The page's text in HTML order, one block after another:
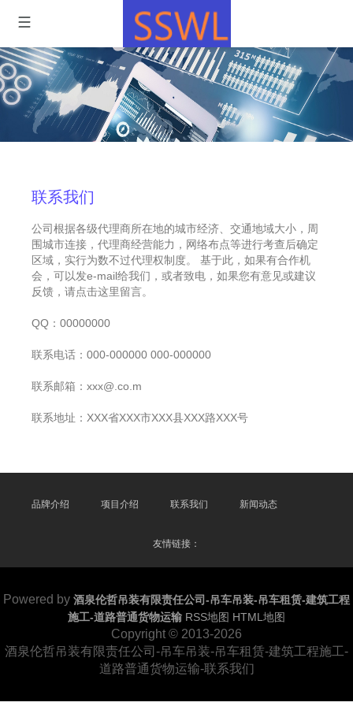
联系我们
公司根据各级代理商所在地的城市经济、交通地域大小，周
围城市连接，代理商经营能力，网络布点等进行考查后确定
区域，实行为数不过代理权制度。 基于此，如果有合作机
会，可以发e-mail给我们，或者致电，如果您有意见或建议
反馈，请点击这里留言。
QQ：00000000
联系电话：000-000000 000-000000
联系邮箱：xxx@.co.m
联系地址：XXX省XXX市XXX县XXX路XXX号
品牌介绍 项目介绍 联系我们 新闻动态
友情链接：
Powered by 酒泉伦哲吊装有限责任公司-吊车吊装-吊车租赁-建筑工程
施工-道路普通货物运输 RSS地图 HTML地图
Copyright © 2013-2026
酒泉伦哲吊装有限责任公司-吊车吊装-吊车租赁-建筑工程施工-
道路普通货物运输-联系我们